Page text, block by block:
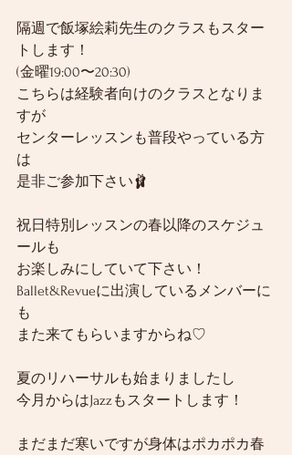
隔週で飯塚絵莉先生のクラスもスター
トします！
(金曜19:00〜20:30)
こちらは経験者向けのクラスとなりま
すが
センターレッスンも普段やっている方
は
是非ご参加下さい🩰
祝日特別レッスンの春以降のスケジュ
ールも
お楽しみにしていて下さい！
Ballet&Revueに出演しているメンバーに
も
また来てもらいますからね♡
夏のリハーサルも始まりましたし
今月からはJazzもスタートします！
まだまだ寒いですが身体はポカポカ春